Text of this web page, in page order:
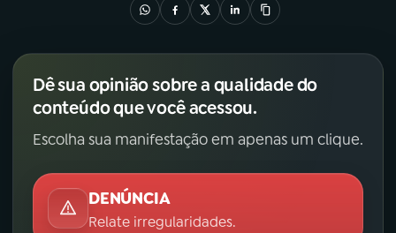
Dê sua opinião sobre a qualidade do
conteúdo que você acessou.
Escolha sua manifestação em apenas um clique.
DENÚNCIA
Relate irregularidades.